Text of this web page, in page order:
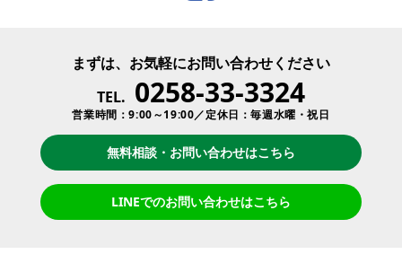
まずは、お気軽にお問い合わせください
TEL. 0258-33-3324
営業時間：9:00～19:00／定休日：毎週水曜・祝日
無料相談・お問い合わせはこちら
LINEでのお問い合わせはこちら